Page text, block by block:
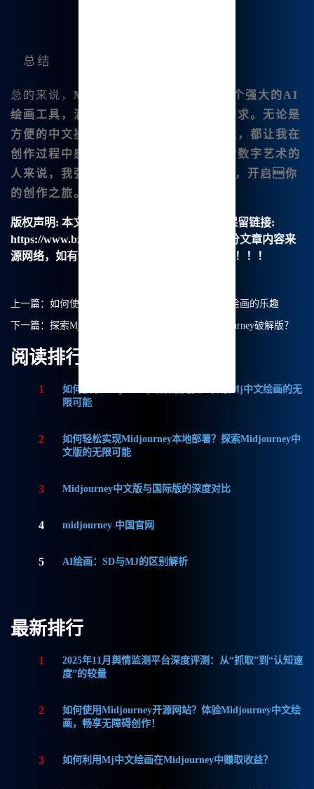
总结
总的来说， Midjourney中文版作为一个强大的AI
绘画工具，满足了我对艺术创作的多种需求。无论是
方便的中文操作界面，还是丰富的功能，都让我在
创作过程中感到得心应手。对于想要探索数字艺术的
人来说，我强烈推荐访问
，开启你
的创作之旅。
版权声明: 本文由【B族智能】原创，转载请保留链接:
https://www.bzu.cn/news/show/9006.html，部分文章内容来
源网络，如有侵权请联系我们删除处理。谢谢！！！
上一篇： 如何使用midjourney：体验Midjourney中文绘画的乐趣
下一篇： 探索Mj中文绘画：如何安全高效使用Midjourney破解版？
阅读排行
1
如何获取Midjourney破解版免费？探索Mj中文绘画的无
限可能
2
如何轻松实现Midjourney本地部署？探索Midjourney中
文版的无限可能
3 Midjourney中文版与国际版的深度对比
4 midjourney 中国官网
5 AI绘画：SD与MJ的区别解析
最新排行
1
2025年11月舆情监测平台深度评测：从“抓取”到“认知速
度”的较量
2
如何使用Midjourney开源网站？体验Midjourney中文绘
画，畅享无障碍创作！
3 如何利用Mj中文绘画在Midjourney中赚取收益？